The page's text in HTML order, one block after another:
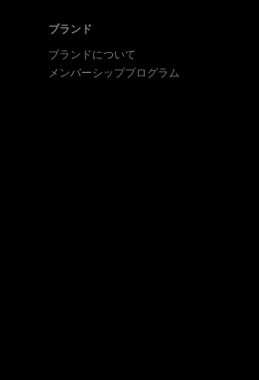
ブランド
ブランドについて
メンバーシッププログラム